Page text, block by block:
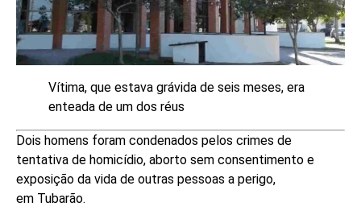
Vítima, que estava grávida de seis meses, era
enteada de um dos réus
Dois homens foram condenados pelos crimes de
tentativa de homicídio, aborto sem consentimento e
exposição da vida de outras pessoas a perigo,
em Tubarão.